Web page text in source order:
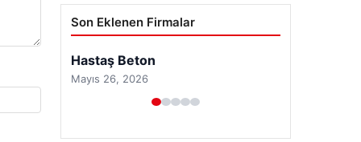
Son Eklenen Firmalar